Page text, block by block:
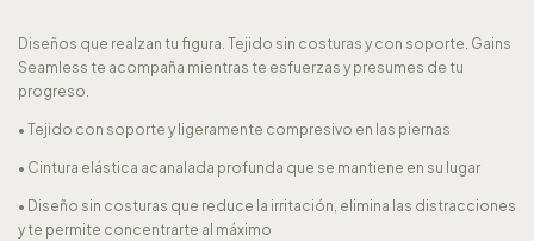
Diseños que realzan tu figura. Tejido sin costuras y con soporte. Gains
Seamless te acompaña mientras te esfuerzas y presumes de tu
progreso.
• Tejido con soporte y ligeramente compresivo en las piernas
• Cintura elástica acanalada profunda que se mantiene en su lugar
• Diseño sin costuras que reduce la irritación, elimina las distracciones
y te permite concentrarte al máximo